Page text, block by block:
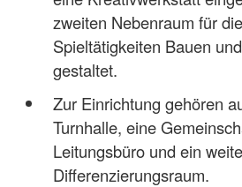
zweiten Nebenraum für die
Spieltätigkeiten Bauen
gestaltet.
Zur Einrichtung gehören
Turnhalle, eine
Leitungsbüro und ein
Differenzierungsraum.